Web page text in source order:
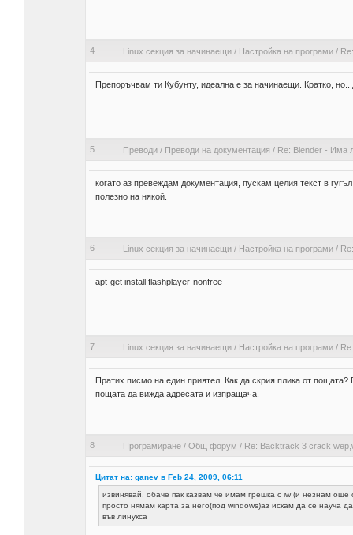
4 Linux секция за начинаещи/ Настройка на програми/
Препоръчвам ти Кубунту, идеална е за начинаещи. Кратко, но..
5 Преводи/ Преводи на документация / Re: Blender - Има
когато аз превеждам документация, пускам целия текст в
полезно на някой.
6 Linux секция за начинаещи/ Настройка на програми/
apt-get install flashplayer-nonfree
7 Linux секция за начинаещи/ Настройка на програми/
Пратих писмо на един приятел. Как да скрия плика от
пощата да вижда адресата и изпращача.
8 Програмиране/ Общ форум / Re: Backtrack 3 crack
Цитат на: ganev в Feb 24, 2009, 06:11
извинявай, обаче пак казвам че имам грешка с iw (и незнам
просто нямам карта за него(под windows)аз искам да се науча
във линукса